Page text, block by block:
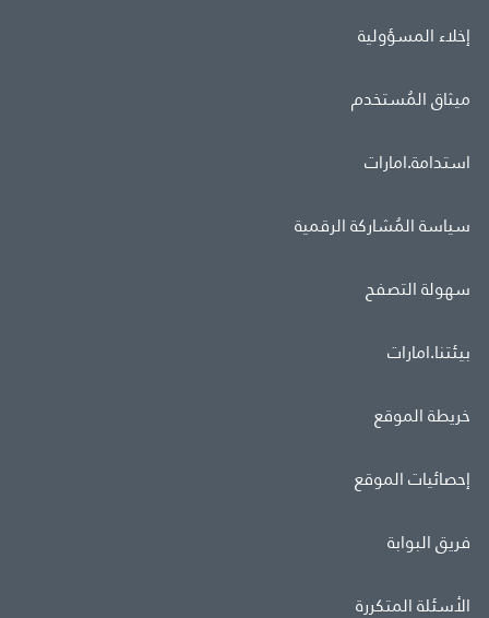
إخلاء المسؤولية
ميثاق المُستخدم
استدامة.امارات
سياسة المُشاركة الرقمية
سهولة التصفح
بيئتنا.امارات
خريطة الموقع
إحصائيات الموقع
فريق البوابة
الأسئلة المتكررة